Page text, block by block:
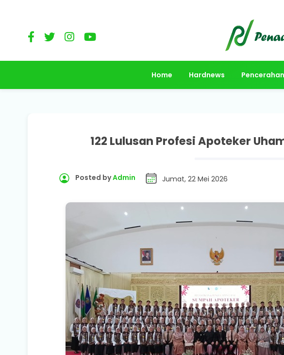
Home Hardnews Pencerahan
122 Lulusan Profesi Apoteker
Posted byAdmin Jumat, 22 Mei 2026